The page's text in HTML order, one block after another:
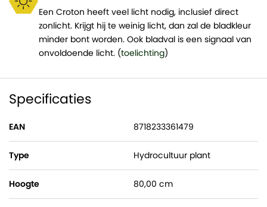
Een Croton heeft veel licht nodig, inclusief direct
zonlicht. Krijgt hij te weinig licht, dan zal de bladkleur
minder bont worden. Ook bladval is een signaal van
onvoldoende licht. (toelichting)
Specificaties
EAN 8718233361479
Type Hydrocultuur plant
Hoogte 80,00 cm